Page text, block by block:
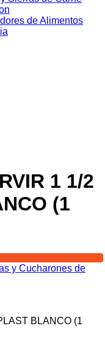
de Alimentos
1 1/2
(1
y Cucharones de
BLANCO (1